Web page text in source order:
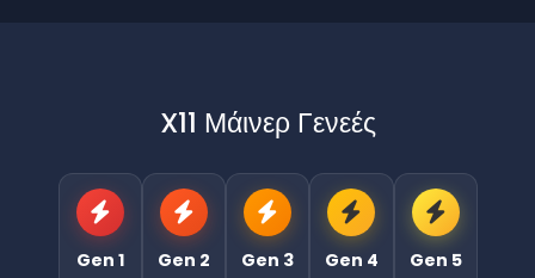
X11 Μάινερ Γενεές
Gen 1 Gen 2 Gen 3 Gen 4 Gen 5